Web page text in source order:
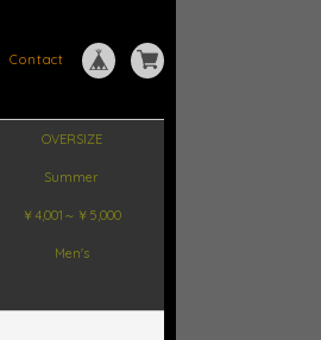
Contact
OVERSIZE
Summer
￥4,001～￥5,000
Men's